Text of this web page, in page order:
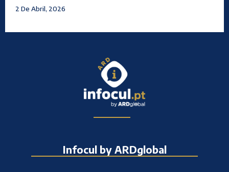
2 De Abril, 2026
Infocul by ARDglobal